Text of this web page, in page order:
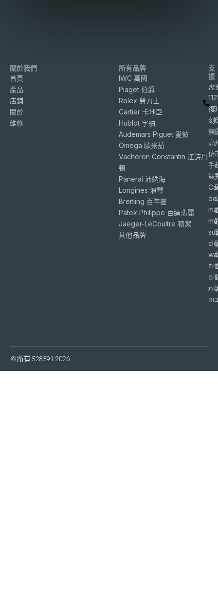
關於我們
首頁
產品
店鋪
關於
維修
所有品牌
IWC 萬國
Piaget 伯爵
Rolex 勞力士
Cartier 卡地亞
Hublot 宇舶
Audemars Piguet 愛彼
Omega 歐米茄
Vacheron Constantin 江詩丹
頓
Panerai 沛納海
Longines 浪琴
Breitling 百年靈
Patek Philippe 百達翡麗
Jaeger-LeCoultre 積家
其他品牌
支
援
需
復
刻
錶
高
仿
手
錶
de
© 所有 528591 2026